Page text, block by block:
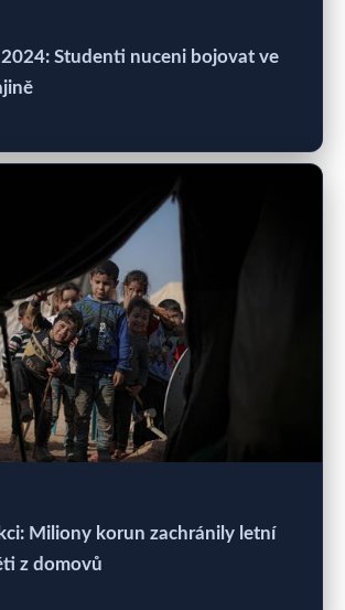
2024: Studenti nuceni bojovat ve
Miliony korun zachránily letní
z domovů